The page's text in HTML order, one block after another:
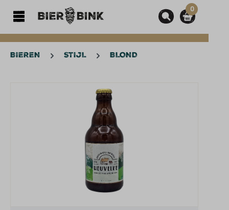
0
BIEREN STIJL BLOND
Afbeeldingengalerij overslaan